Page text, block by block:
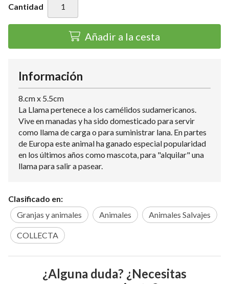
Cantidad
Añadir a la cesta
Información
8.cm x 5.5cm
La Llama pertenece a los camélidos sudamericanos.
Vive en manadas y ha sido domesticado para servir
como llama de carga o para suministrar lana. En partes
de Europa este animal ha ganado especial popularidad
en los últimos años como mascota, para "alquilar" una
llama para salir a pasear.
Clasificado en:
Granjas y animales
Animales Animales Salvajes
COLLECTA
¿Alguna duda? ¿Necesitas